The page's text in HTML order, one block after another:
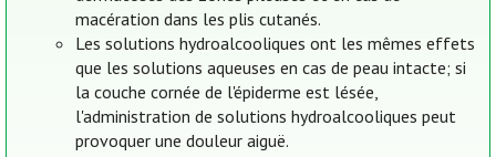
macération dans les plis cutanés.
Les solutions hydroalcooliques ont les mêmes effets
que les solutions aqueuses en cas de peau intacte; si
la couche cornée de l'épiderme est lésée,
l'administration de solutions hydroalcooliques peut
provoquer une douleur aiguë.